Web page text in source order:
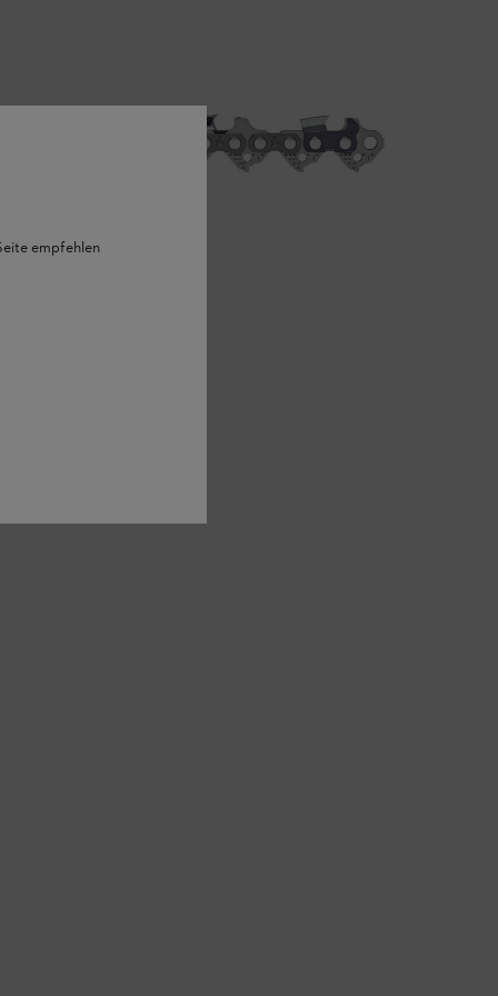
empfehlen